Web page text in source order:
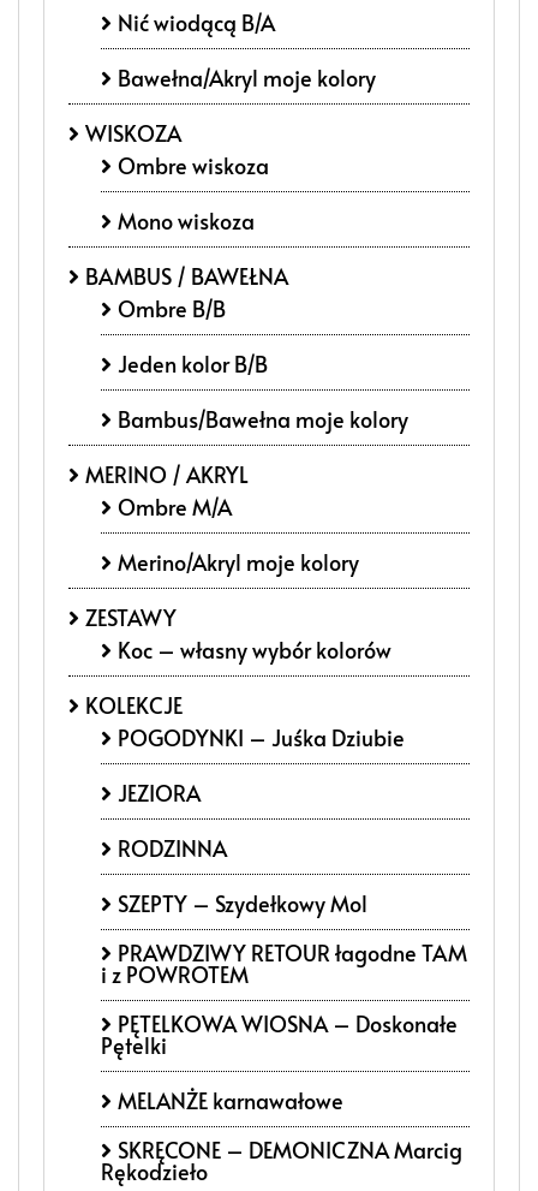
Nić wiodącą B/A
Bawełna/Akryl moje kolory
WISKOZA
Ombre wiskoza
Mono wiskoza
BAMBUS / BAWEŁNA
Ombre B/B
Jeden kolor B/B
Bambus/Bawełna moje kolory
MERINO / AKRYL
Ombre M/A
Merino/Akryl moje kolory
ZESTAWY
Koc – własny wybór kolorów
KOLEKCJE
POGODYNKI – Juśka Dziubie
JEZIORA
RODZINNA
SZEPTY – Szydełkowy Mol
PRAWDZIWY RETOUR łagodne TAM
i z POWROTEM
PĘTELKOWA WIOSNA – Doskonałe
Pętelki
MELANŻE karnawałowe
SKRĘCONE – DEMONICZNA Marcig
Rękodzieło